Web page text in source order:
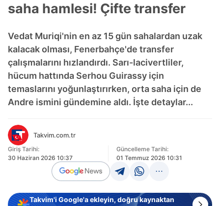
saha hamlesi! Çifte transfer
Vedat Muriqi'nin en az 15 gün sahalardan uzak
kalacak olması, Fenerbahçe'de transfer
çalışmalarını hızlandırdı. Sarı-lacivertliler,
hücum hattında Serhou Guirassy için
temaslarını yoğunlaştırırken, orta saha için de
Andre ismini gündemine aldı. İşte detaylar...
Takvim.com.tr
Giriş Tarihi:
30 Haziran 2026 10:37
Güncelleme Tarihi:
01 Temmuz 2026 10:31
Takvim'i Google'a ekleyin, doğru kaynaktan